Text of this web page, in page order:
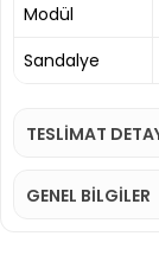
Modül
Sandalye
TESLİMAT
GENEL BİLGİLER